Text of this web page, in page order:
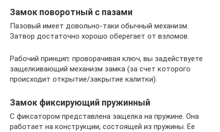
Замок поворотный с пазами
Пазовый имеет довольно-таки обычный механизм.
Затвор достаточно хорошо оберегает от взломов.
Рабочий принцип: проворачивая ключ, вы задействуете
защелкивающий механизм замка (за счет которого
происходит открытие/закрытие калитки).
Замок фиксирующий пружинный
С фиксатором представлена защелка на пружине. Она
работает на конструкции, состоящей из пружины. Ее